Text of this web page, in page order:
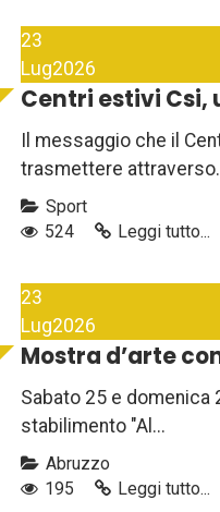
23
Lug2026
Centri estivi Csi,
Il messaggio che il
trasmettere
Sport
524
Leggi tutto...
23
Lug2026
Mostra d’arte
Sabato 25 e domenica
stabilimento "Al...
Abruzzo
195
Leggi tutto...